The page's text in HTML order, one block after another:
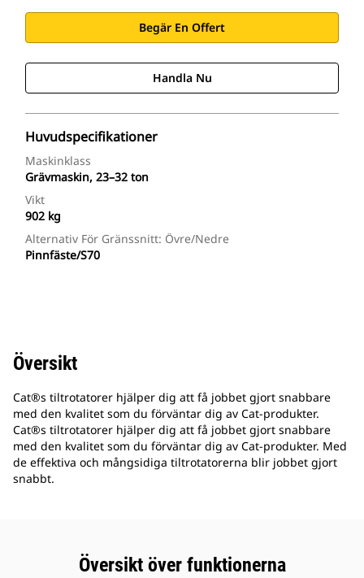
Begär En Offert
Handla Nu
Huvudspecifikationer
Maskinklass
Grävmaskin, 23–32 ton
Vikt
902 kg
Alternativ För Gränssnitt: Övre/nedre
Pinnfäste/S70
Översikt
Cat®s tiltrotatorer hjälper dig att få jobbet gjort snabbare
med den kvalitet som du förväntar dig av Cat-produkter.
Cat®s tiltrotatorer hjälper dig att få jobbet gjort snabbare
med den kvalitet som du förväntar dig av Cat-produkter. Med
de effektiva och mångsidiga tiltrotatorerna blir jobbet gjort
snabbt.
Översikt över funktionerna